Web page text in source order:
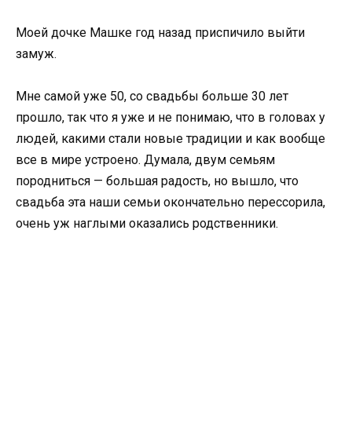
Моей дочке Машке год назад приспичило выйти
замуж.
Мне самой уже 50, со свадьбы больше 30 лет
прошло, так что я уже и не понимаю, что в головах у
людей, какими стали новые традиции и как вообще
все в мире устроено. Думала, двум семьям
породниться — большая радость, но вышло, что
свадьба эта наши семьи окончательно перессорила,
очень уж наглыми оказались родственники.